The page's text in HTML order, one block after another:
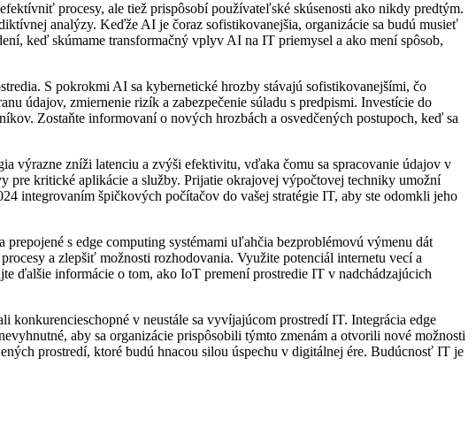
procesy, ale tiež prispôsobí používateľské skúsenosti ako nikdy predtým.
analýzy. Keďže AI je čoraz sofistikovanejšia, organizácie sa budú musieť
keď skúmame transformačný vplyv AI na IT priemysel a ako mení spôsob,
S pokrokmi AI sa kybernetické hrozby stávajú sofistikovanejšími, čo
údajov, zmiernenie rizík a zabezpečenie súladu s predpismi. Investície do
Zostaňte informovaní o nových hrozbách a osvedčených postupoch, keď sa
výrazne zníži latenciu a zvýši efektivitu, vďaka čomu sa spracovanie údajov v
pre kritické aplikácie a služby. Prijatie okrajovej výpočtovej techniky umožní
integrovaním špičkových počítačov do vašej stratégie IT, aby ste odomkli jeho
s edge computing systémami uľahčia bezproblémovú výmenu dát
a zlepšiť možnosti rozhodovania. Využite potenciál internetu vecí a
ďalšie informácie o tom, ako IoT premení prostredie IT v nadchádzajúcich
v neustále sa vyvíjajúcom prostredí IT. Integrácia edge
aby sa organizácie prispôsobili týmto zmenám a otvorili nové možnosti
prostredí, ktoré budú hnacou silou úspechu v digitálnej ére. Budúcnosť IT je